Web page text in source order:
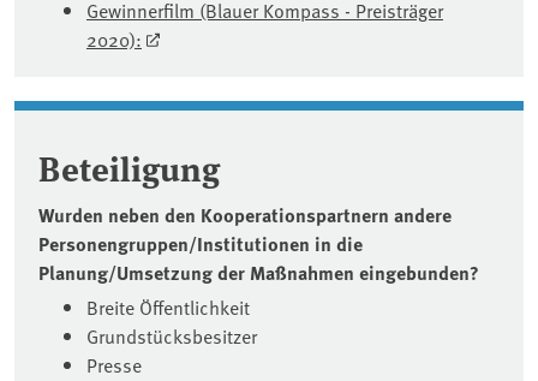
Gewinnerfilm (Blauer Kompass - Preisträger
2020):
Beteiligung
Wurden neben den Kooperationspartnern andere
Personengruppen/Institutionen in die
Planung/Umsetzung der Maßnahmen eingebunden?
Breite Öffentlichkeit
Grundstücksbesitzer
Presse